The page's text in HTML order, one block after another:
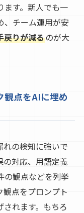
ます。新人でも一
、チーム運用が安
戻りが減るのが大
観点をAIに埋め
れの検知に強いで
の対応、用語定義
の観点などを列挙
点をプロンプト
れます。もちろ